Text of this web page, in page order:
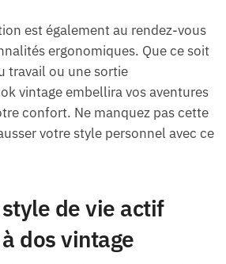
est également au rendez-vous
ergonomiques. Que ce soit
travail ou une sortie
vintage embellira vos aventures
confort. Ne manquez pas cette
votre style personnel avec ce
de vie actif
dos vintage